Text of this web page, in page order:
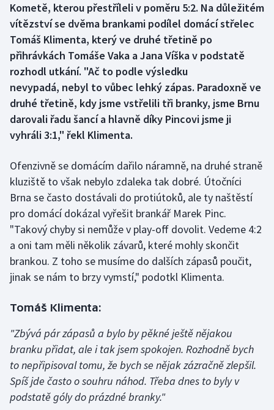
Dostihy
Florbal
Golf
Gymnastika
Házená
Jezdectví
Judo
Krasobruslení
Lyže a snowboard
Moderní pětiboj
Motorsport
Olympijské hry
Kometě, kterou přestříleli v poměru 5:2. Na důležitém
vítězství se dvěma brankami podílel domácí střelec
Tomáš Klimenta, který ve druhé třetině po
přihrávkách Tomáše Vaka a Jana Víška v podstatě
rozhodl utkání. "Ač to podle výsledku
nevypadá, nebyl to vůbec lehký zápas. Paradoxně ve
druhé třetině, kdy jsme vstřelili tři branky, jsme Brnu
darovali řadu šancí a hlavně díky Pincovi jsme ji
vyhráli 3:1," řekl Klimenta.
Ofenzivně se domácím dařilo náramně, na druhé straně
kluziště to však nebylo zdaleka tak dobré. Útočníci
Brna se často dostávali do protiútoků, ale ty naštěstí
pro domácí dokázal vyřešit brankář Marek Pinc.
"Takový chyby si nemůže v play-off dovolit. Vedeme 4:2
a oni tam měli několik závarů, které mohly skončit
brankou. Z toho se musíme do dalších zápasů poučit,
jinak se nám to brzy vymstí," podotkl Klimenta.
Tomáš Klimenta:
"Zbývá pár zápasů a bylo by pěkné ještě nějakou
branku přidat, ale i tak jsem spokojen. Rozhodně bych
to nepřipisoval tomu, že bych se nějak zázračně zlepšil.
Spíš jde často o souhru náhod. Třeba dnes to byly v
podstatě góly do prázdné branky."